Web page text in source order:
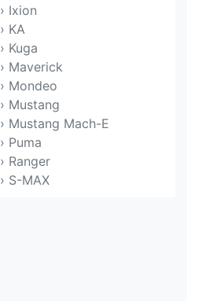
› Ixion
› KA
› Kuga
› Maverick
› Mondeo
› Mustang
› Mustang Mach-E
› Puma
› Ranger
› S-MAX